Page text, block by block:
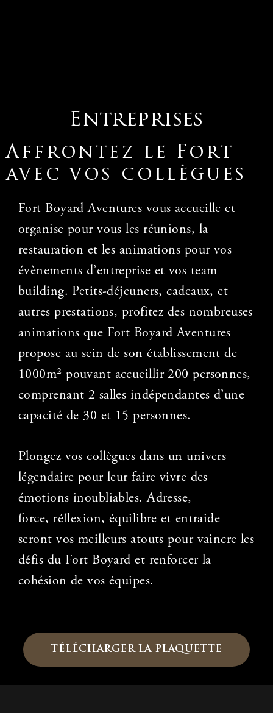
Entreprises
Affrontez le Fort
avec vos collègues
Fort Boyard Aventures vous accueille et
organise pour vous les réunions, la
restauration et les animations pour vos
évènements d’entreprise et vos team
building. Petits-déjeuners, cadeaux, et
autres prestations, profitez des nombreuses
animations que Fort Boyard Aventures
propose au sein de son établissement de
1000m² pouvant accueillir 200 personnes,
comprenant 2 salles indépendantes d’une
capacité de 30 et 15 personnes.
Plongez vos collègues dans un univers
légendaire pour leur faire vivre des
émotions inoubliables. Adresse,
force, réflexion, équilibre et entraide
seront vos meilleurs atouts pour vaincre les
défis du Fort Boyard et renforcer la
cohésion de vos équipes.
TÉLÉCHARGER LA PLAQUETTE